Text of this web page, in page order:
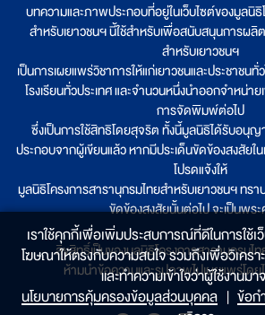
บทความและภาพประกอบที่อยู่ในเว็บไซต์ของมูลนิ
สำหรับเยาวชนฯ นี้ใช้สำหรับเพื่อสนับสนุนการผลิ
สำหรับเยาวชนฯ
เป็นการเผยแพร่วิชาการให้แก่เยาวชนและประชาชนทั่
โรงเรียนทั่วประเทศ และจำนวนหนึ่งนำออกจำหน่า
การจัดพิมพ์ต่อไป
ซึ่งเป็นการใช้สิทธิโดยสุจริต ทั้งนี้มูลนิธิได้รับอนุ
ประกอบจากผู้เขียนแล้ว หากมีประเด็นขัดข้องสงสัยใ
โปรดแจ้งให้
มูลนิธิโครงการสารานุกรมไทยสำหรับเยาวชนฯ ทร
ขัดข้องสงสัยนั้นต่อไป จะเป็นพร
ลิขสิทธิ์เป็นของมูลนิธิโครงการสารานุกรมไ
ห้ามนำข้อความและรูปภาพไปเผยแพร่โด
เราใช้คุกกี้เพื่อเพิ่มประสบการณ์ที่ดีในการใช้เ
โฆษณาให้ตรงกับความสนใจ รวมถึงเพื่อวิเคราะ
และทำความเข้าใจว่าผู้ใช้งานมา
นโยบายการคุ้มครองข้อมูลส่วนบุคคล | ข้อก